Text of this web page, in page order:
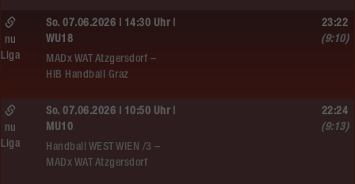
So. 07.06.2026 | 14:30 Uhr |
WU18
MADx WAT Atzgersdorf –
HIB Handball Graz
nu
Liga
23:22
(9:10)
So. 07.06.2026 | 10:50 Uhr |
MU10
Handball WEST WIEN /3 –
MADx WAT Atzgersdorf
nu
Liga
22:24
(9:13)